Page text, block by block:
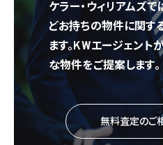
ケラー・ウィリアムズ
どお持ちの物件に関す
ます。KWエージェント
な物件をご提案します。
無料査定のご